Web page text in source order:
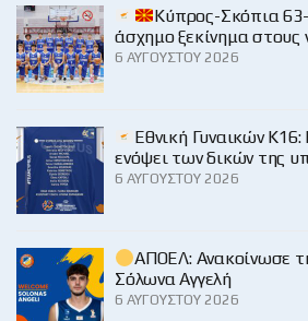
Κύπρος-Σκόπια
άσχημο ξεκίνημα στους
6 ΑΥΓΟΎΣΤΟΥ 2026
Εθνική Γυναικών
ενόψει των δικών της
6 ΑΥΓΟΎΣΤΟΥ 2026
ΑΠΟΕΛ: Ανακοίνωσε
Σόλωνα Αγγελή
6 ΑΥΓΟΎΣΤΟΥ 2026